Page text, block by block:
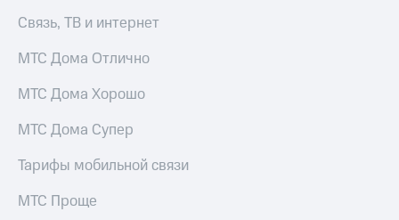
Связь, ТВ и интернет
МТС Дома Отлично
МТС Дома Хорошо
МТС Дома Супер
Тарифы мобильной связи
МТС Проще